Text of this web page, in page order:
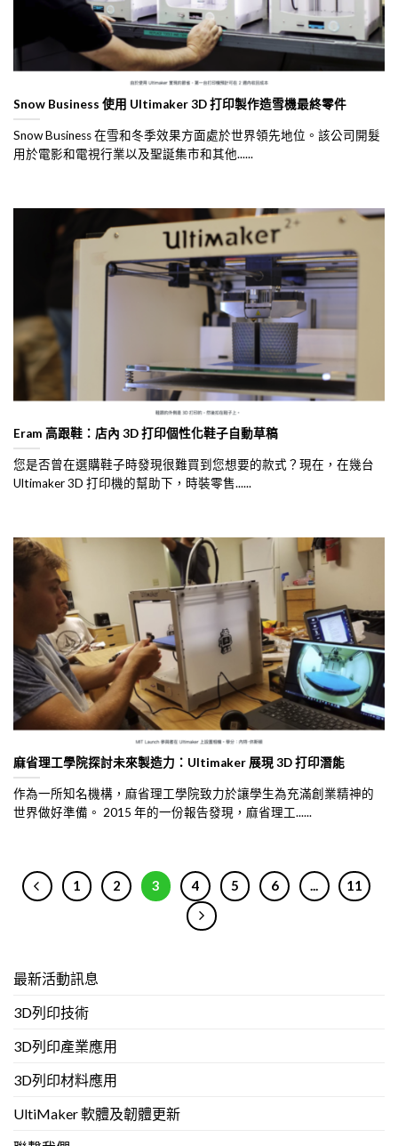
Snow Business 使用 Ultimaker 3D 打印製作造雪機最終零件
Snow Business 在雪和冬季效果方面處於世界領先地位。該公司開髮
用於電影和電視行業以及聖誕集市和其他......
Eram 高跟鞋：店內 3D 打印個性化鞋子自動草稿
您是否曾在選購鞋子時發現很難買到您想要的款式？現在，在幾台
Ultimaker 3D 打印機的幫助下，時裝零售......
麻省理工學院探討未來製造力：Ultimaker 展現 3D 打印潛能
作為一所知名機構，麻省理工學院致力於讓學生為充滿創業精神的
世界做好準備。 2015 年的一份報告發現，麻省理工......
1 2 3 4 5 6 ... 11
最新活動訊息
3D列印技術
3D列印產業應用
3D列印材料應用
UltiMaker 軟體及韌體更新